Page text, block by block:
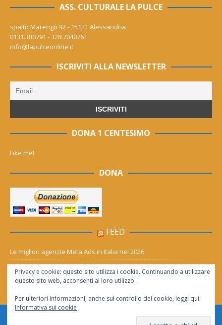
ASS. CULTURALE LA PULCE
spalto Marengo 92 - 15121 Alessandria
0131.380791 - 328.7040761
info@lapulceonline.it
ISCRIVITI ALLA NEWSLETTER
DONA 1 CENTESIMO
Like me!
DONA
FEED
Le migliori agenzie Meta Ads in Italia nel 2026
Aia Syensqo, il rinnovo divide: stop al cC6O4 dal 2027, ma i comitati
chiedono “zero Pfas subito”
Privacy e cookie: questo sito utilizza i cookie. Continuando a utilizzare
questo sito web, acconsenti al loro utilizzo.
Per ulteriori informazioni, anche sul controllo dei cookie, leggi qui:
Informativa sui cookie